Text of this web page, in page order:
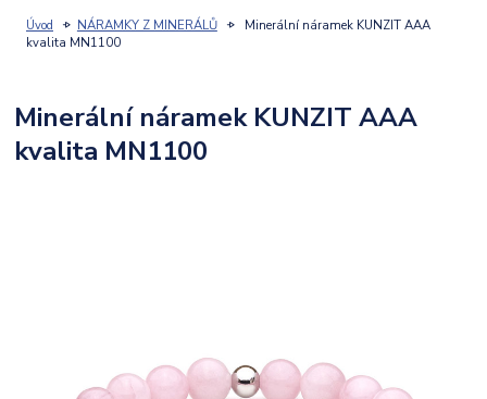
Úvod NÁRAMKY Z MINERÁLŮ
Minerální náramek KUNZIT AAA
kvalita MN1100
Minerální náramek KUNZIT AAA
kvalita MN1100